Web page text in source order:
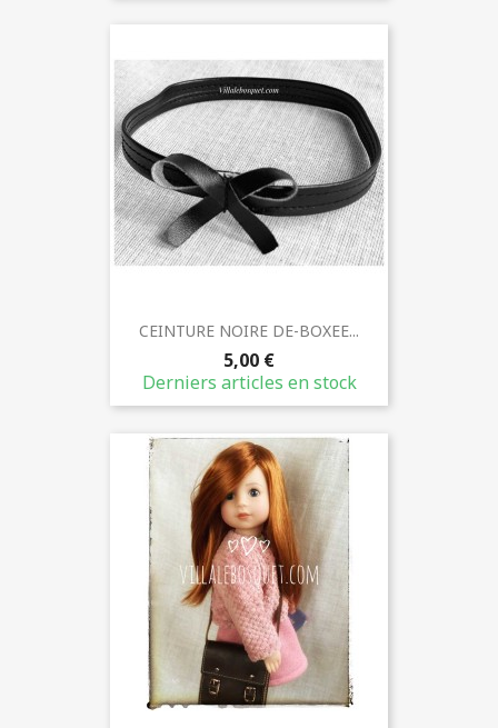
CEINTURE NOIRE DE-BOXEE...
5,00 €
Derniers articles en stock